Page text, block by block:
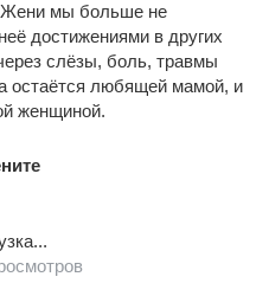
Жени мы больше не
достижениями в других
слёзы, боль, травмы
остаётся любящей мамой, и
женщиной.